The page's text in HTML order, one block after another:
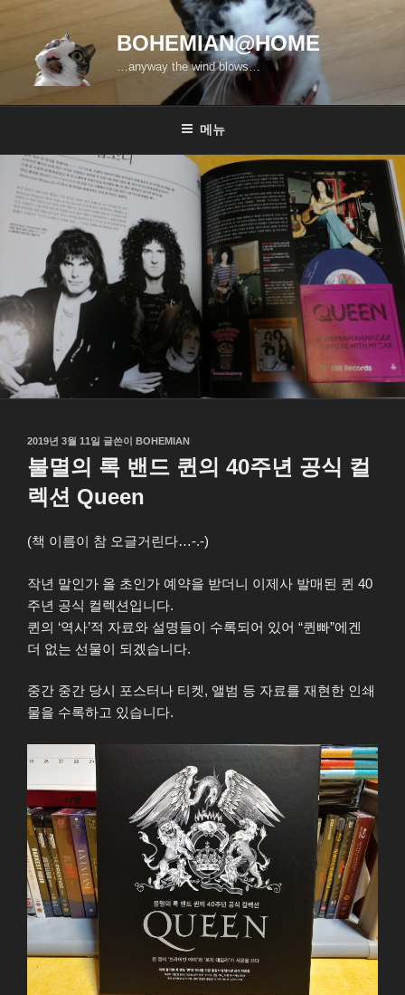
콘
BOHEMIAN@HOME
…anyway the wind blows…
메뉴
작
성
일
자
2019년 3월 11일 글쓴이 BOHEMIAN
불멸의 록 밴드 퀸의 40주년 공식 컬
렉션 Queen
(책 이름이 참 오글거린다…-.-)
작년 말인가 올 초인가 예약을 받더니 이제사 발매된 퀸 40
주년 공식 컬렉션입니다.
퀸의 ‘역사’적 자료와 설명들이 수록되어 있어 “퀸빠”에겐
더 없는 선물이 되겠습니다.
중간 중간 당시 포스터나 티켓, 앨범 등 자료를 재현한 인쇄
물을 수록하고 있습니다.